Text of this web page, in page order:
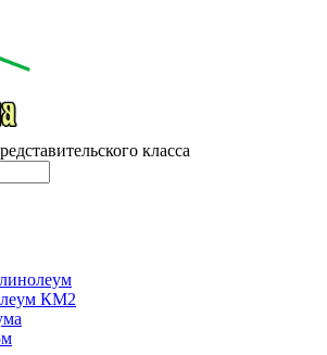
класса
КМ2